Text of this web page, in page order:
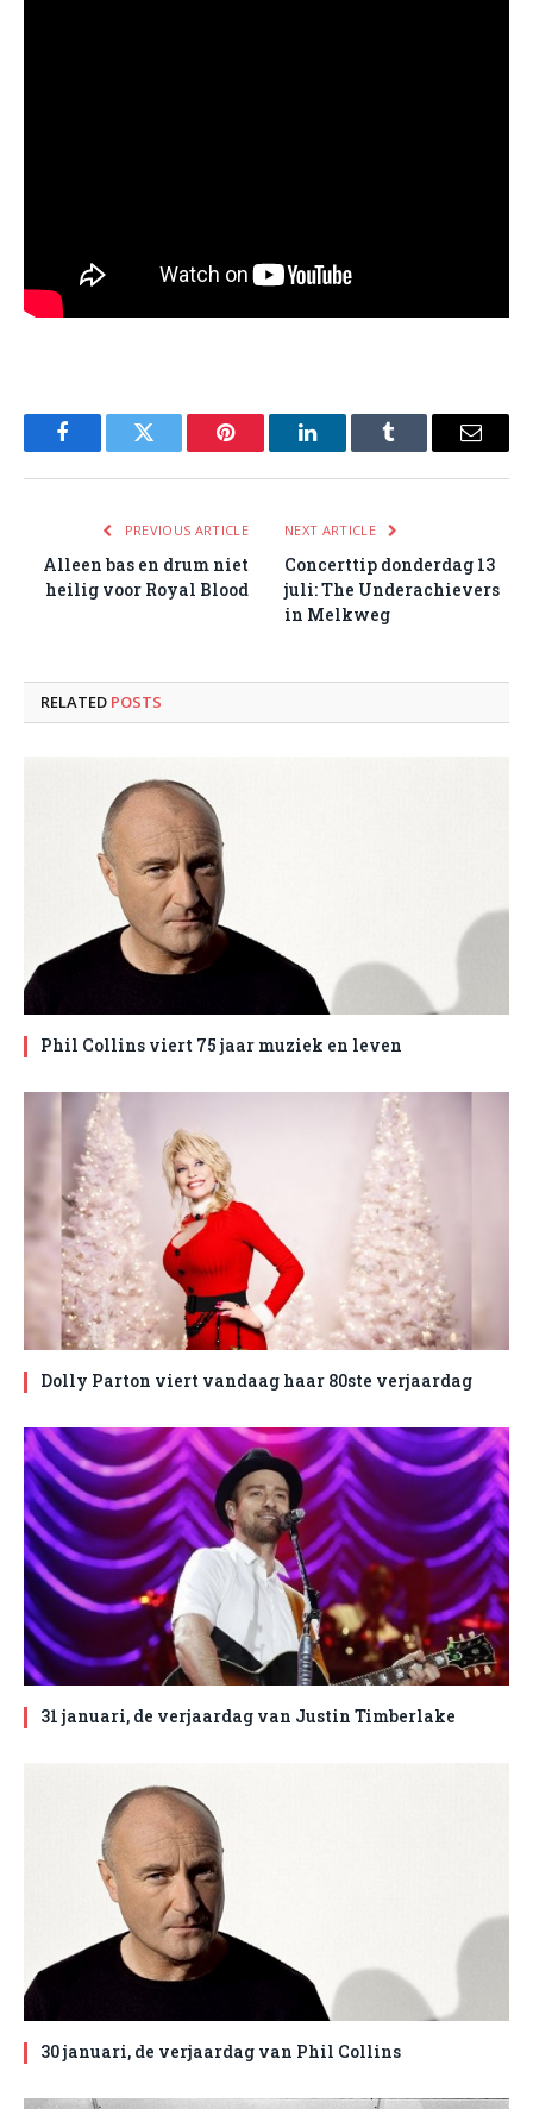
FacebookTwitter Pinterest LinkedInTumblr Email
PREVIOUS ARTICLE
Alleen bas en drum niet
heilig voor Royal Blood
NEXT ARTICLE
Concerttip donderdag 13
juli: The Underachievers
in Melkweg
RELATED POSTS
Phil Collins viert 75 jaar muziek en leven
Dolly Parton viert vandaag haar 80ste verjaardag
31 januari, de verjaardag van Justin Timberlake
30 januari, de verjaardag van Phil Collins